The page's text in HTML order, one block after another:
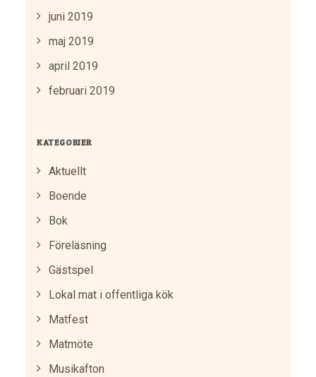
juni 2019
maj 2019
april 2019
februari 2019
KATEGORIER
Aktuellt
Boende
Bok
Föreläsning
Gästspel
Lokal mat i offentliga kök
Matfest
Matmöte
Musikafton